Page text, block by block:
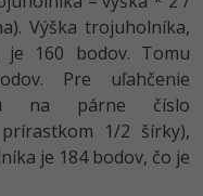
Výška trojuholníka,
je 160 bodov. Tomu
Pre uľahčenie
na párne číslo
1/2 šírky),
je 184 bodov, čo je